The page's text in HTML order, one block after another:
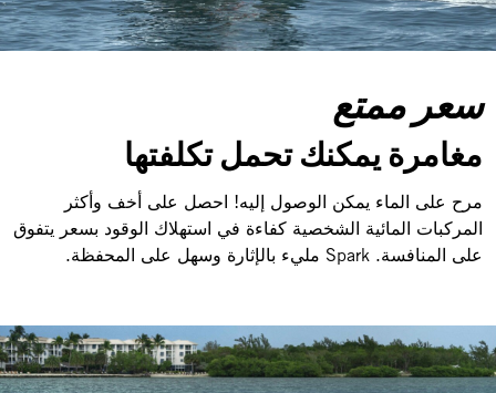
سعر ممتع
مغامرة يمكنك تحمل تكلفتها
مرح على الماء يمكن الوصول إليه! احصل على أخف وأكثر
المركبات المائية الشخصية كفاءة في استهلاك الوقود بسعر يتفوق
على المنافسة. Spark مليء بالإثارة وسهل على المحفظة.